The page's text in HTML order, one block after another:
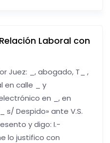
Laboral con
Juez: _, abogado, T_ ,
en calle _ y
en _, en
Despido» ante V.S.
y digo: I.-
lo justifico con